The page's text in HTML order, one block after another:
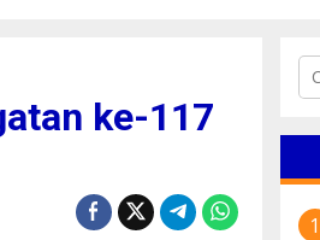
ke-117
C
i
n
u1